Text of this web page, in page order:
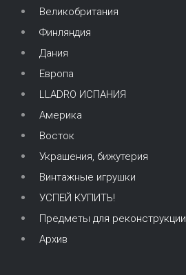
Великобритания
Финляндия
Дания
Европа
LLADRO ИСПАНИЯ
Америка
Восток
Украшения, бижутерия
Винтажные игрушки
УСПЕЙ КУПИТЬ!
Предметы для реконструкции
Архив